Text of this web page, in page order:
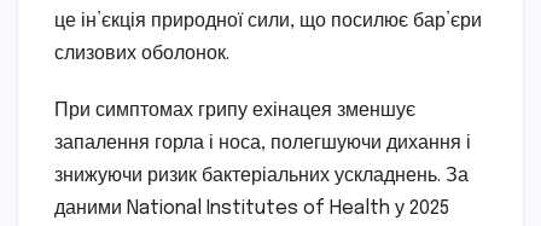
це ін’єкція природної сили, що посилює бар’єри
слизових оболонок.
При симптомах грипу ехінацея зменшує
запалення горла і носа, полегшуючи дихання і
знижуючи ризик бактеріальних ускладнень. За
даними National Institutes of Health у 2025